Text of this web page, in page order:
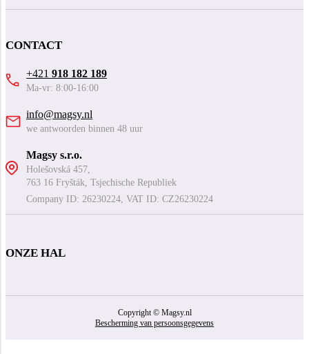
CONTACT
+421 918 182 189
Ma-vr: 8:00-16:00
info@magsy.nl
we antwoorden binnen 48 uur
Magsy s.r.o.
Holešovská 457,
763 16 Fryšták, Tsjechische Republiek
Company ID: 26230224, VAT ID: CZ26230224
ONZE HAL
Copyright © Magsy.nl
Bescherming van persoonsgegevens